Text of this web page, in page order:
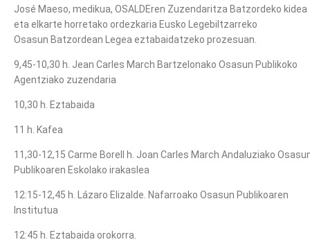
José Maeso, medikua, OSALDEren Zuzendaritza Batzordeko kidea
eta elkarte horretako ordezkaria Eusko Legebiltzarreko
Osasun Batzordean Legea eztabaidatzeko prozesuan.
9,45-10,30 h. Jean Carles March Bartzelonako Osasun Publikoko
Agentziako zuzendaria
10,30 h. Eztabaida
11 h. Kafea
11,30-12,15 Carme Borell h. Joan Carles March Andaluziako
Publikoaren Eskolako irakaslea
12:15-12,45 h. Lázaro Elizalde. Nafarroako Osasun Publikoaren
Institutua
12:45 h. Eztabaida orokorra.